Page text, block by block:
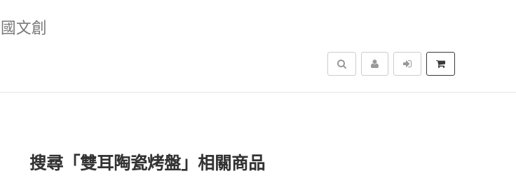
文創
搜尋
搜尋「雙耳陶瓷烤盤」相關商品